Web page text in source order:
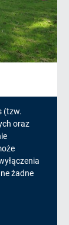
(tzw.
oraz
żadne